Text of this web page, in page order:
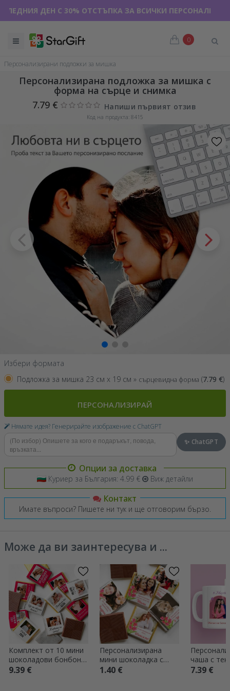
ДЕН С 30% ОТСТЪПКА ЗА ВСИЧКИ ПЕРСОНАЛИЗИРАНИ
0
Персонализирани подложки за мишка
Персонализирана подложка за мишка с
форма на сърце и снимка
7.79 €
Напиши първият отзив
Код на продукта: 8415
Избери формата
Подложка за мишка 23 см x 19 см » сърцевидна форма (7.79 €)
ПЕРСОНАЛИЗИРАЙ
Нямате идея? Генерирайте изображение с ChatGPT
✨ ChatGPT
Опции за доставка
Куриер за България: 4.99 € Виж детайли
Контакт
Имате въпроси? Пишете ни тук и ще отговорим бързо.
Може да ви заинтересува и ...
Комплект от 10 мини
шоколадови бонбона,
персонализирани с
9.39 €
Персонализирана
мини шоколадка с
снимка и послание -
1.40 €
чаша с
- 8 март
7.39 €